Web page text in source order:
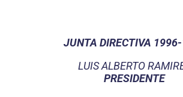
JUNTA DIRECTIVA
LUIS ALBERTO
PRESIDENTE